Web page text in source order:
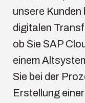
unsere Kunden
digitalen
ob Sie SAP
einem
Sie bei der
Erstellung